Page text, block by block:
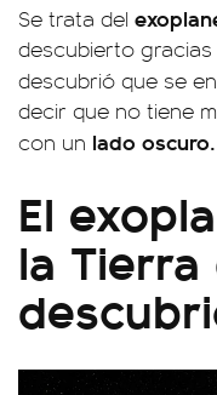
Se trata del
descubierto
descubrió que se
decir que no tiene
con un lado oscuro.
El
la Tierra